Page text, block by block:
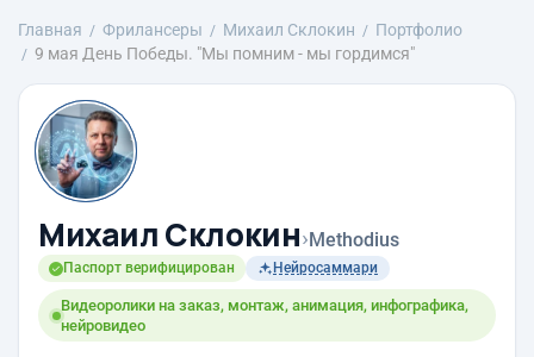
Главная Фрилансеры Михаил Склокин
Портфолио
9 мая День Победы. "Мы помним - мы гордимся"
Михаил Склокин›Methodius
Паспорт верифицирован Нейросаммари
Видеоролики на заказ, монтаж, анимация, инфографика,
нейровидео